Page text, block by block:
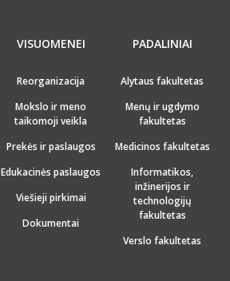
VISUOMENEI
Reorganizacija
Mokslo ir meno
taikomoji veikla
Prekės ir paslaugos
Edukacinės paslaugos
Viešieji pirkimai
Dokumentai
PADALINIAI
Alytaus fakultetas
Menų ir ugdymo
fakultetas
Medicinos fakultetas
Informatikos,
inžinerijos ir
technologijų
fakultetas
Verslo fakultetas